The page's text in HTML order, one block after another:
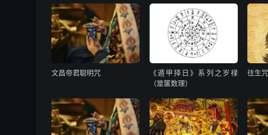
帝德广运，天道好还。卖剑买牛，愿早休於战团；含哺鼓
恭依元降，请行元始洞真天赦宝章太一诏命，赦民罪苦，
玉陛，紫微帝阙，希恩施行外，未敢自专，谨贡三境伏魔心
空三寸篆符。
九天应元雷声普化天尊，
文昌帝君聪明咒
《遁甲择日》系列之岁禄
（筮箧数理）
往生咒